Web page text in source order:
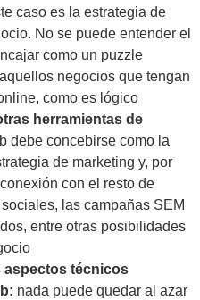
caso es la estrategia de
No se puede entender el
como un puzzle
negocios que tengan
como es lógico
herramientas de
debe concebirse como la
de marketing y, por
con el resto de
las campañas SEM
entre otras posibilidades
aspectos técnicos
nada puede quedar al azar